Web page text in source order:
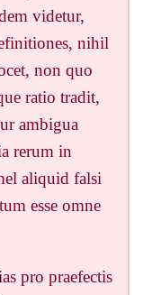
videtur,
nihil
non quo
ratio tradit,
ambigua
rerum in
aliquid falsi
esse omne
pro praefectis